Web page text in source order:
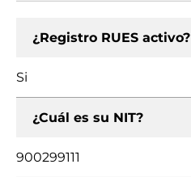
¿Registro RUES activo?
Si
¿Cuál es su NIT?
900299111